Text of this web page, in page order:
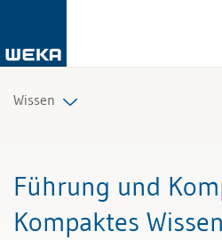
Wissen
Management
Führung und
Kompaktes